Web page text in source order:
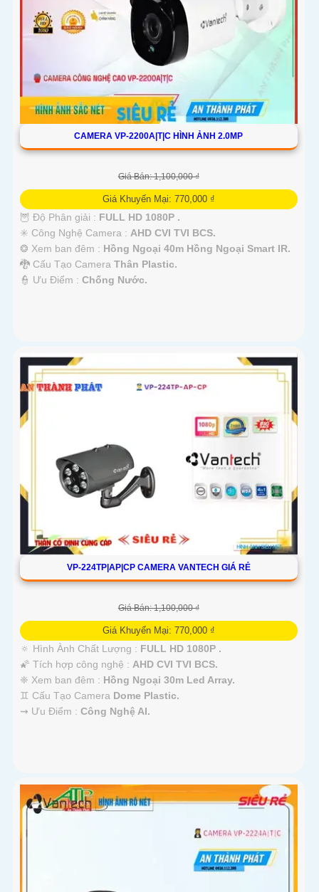
CAMERA VP-2200A|T|C HÌNH ẢNH 2.0MP
Giá Bán: 1,100,000 ₫
Giá Khuyến Mại: 770,000 ₫
🦉 Độ Phân giải : FULL HD 1080P .
✳️ Công Nghệ Camera : AHD CVI TVI BCS.
❂ Xem ban đêm : Hồng Ngoại 40m Hồng Ngoại Smart IR.
🐉️ Cấu Tạo Camera Thân Plastic.
️👮 Ưu Điểm : Chống Nước.
VP-224TP|AP|CP CAMERA VANTECH GIÁ RẺ
Giá Bán: 1,100,000 ₫
Giá Khuyến Mại: 770,000 ₫
🔅 Hình Ành Chất Lượng : FULL HD 1080P .
🌠 Tích hợp công nghệ : AHD CVI TVI BCS.
❈ Xem ban đêm : Hồng Ngoại 30m Led Array.
♊ Cấu Tạo Camera Dome Plastic.
️⇝ Ưu Điểm : Công Nghệ AI.